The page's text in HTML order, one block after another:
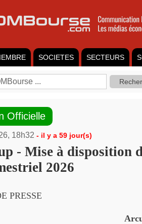
SOCIETES SECTEURS
Officielle
18h32 - il y a 59 jour(s)
- Mise à disposition
2026
PRESSE